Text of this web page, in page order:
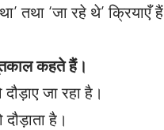
तथा ‘जा रहे थे’
कहते हैं।
जा रहा है।
है।